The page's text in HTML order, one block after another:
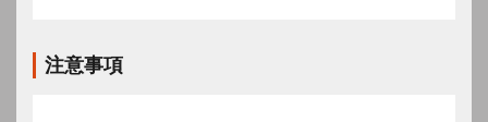
注意事項